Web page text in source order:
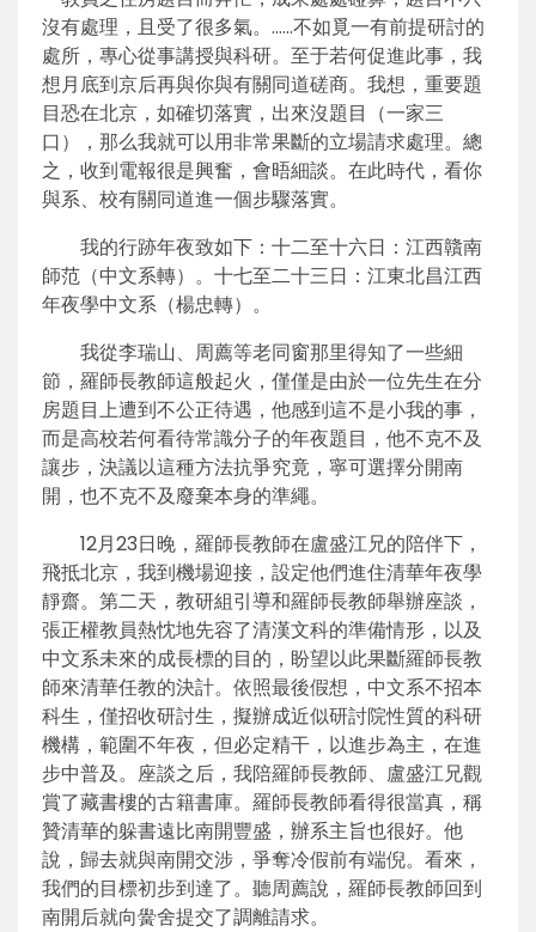
沒有處理，且受了很多氣。……不如覓一有前提研討的
處所，專心從事講授與科研。至于若何促進此事，我
想月底到京后再與你與有關同道磋商。我想，重要題
目恐在北京，如確切落實，出來沒題目（一家三
口），那么我就可以用非常果斷的立場請求處理。總
之，收到電報很是興奮，會晤細談。在此時代，看你
與系、校有關同道進一個步驟落實。
我的行跡年夜致如下：十二至十六日：江西贛南
師范（中文系轉）。十七至二十三日：江東北昌江西
年夜學中文系（楊忠轉）。
我從李瑞山、周薦等老同窗那里得知了一些細
節，羅師長教師這般起火，僅僅是由於一位先生在分
房題目上遭到不公正待遇，他感到這不是小我的事，
而是高校若何看待常識分子的年夜題目，他不克不及
讓步，決議以這種方法抗爭究竟，寧可選擇分開南
開，也不克不及廢棄本身的準繩。
12月23日晚，羅師長教師在盧盛江兄的陪伴下，
飛抵北京，我到機場迎接，設定他們進住清華年夜學
靜齋。第二天，教研組引導和羅師長教師舉辦座談，
張正權教員熱忱地先容了清漢文科的準備情形，以及
中文系未來的成長標的目的，盼望以此果斷羅師長教
師來清華任教的決計。依照最後假想，中文系不招本
科生，僅招收研討生，擬辦成近似研討院性質的科研
機構，範圍不年夜，但必定精干，以進步為主，在進
步中普及。座談之后，我陪羅師長教師、盧盛江兄觀
賞了藏書樓的古籍書庫。羅師長教師看得很當真，稱
贊清華的躲書遠比南開豐盛，辦系主旨也很好。他
說，歸去就與南開交涉，爭奪冷假前有端倪。看來，
我們的目標初步到達了。聽周薦說，羅師長教師回到
南開后就向黌舍提交了調離請求。